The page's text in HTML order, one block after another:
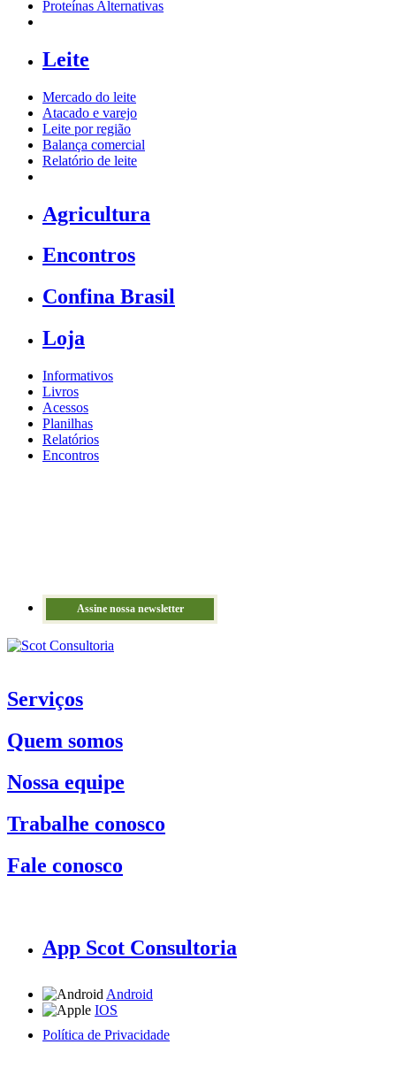
Proteínas Alternativas
Leite
Mercado do leite
Atacado e varejo
Leite por região
Balança comercial
Relatório de leite
Agricultura
Encontros
Confina Brasil
Loja
Informativos
Livros
Acessos
Planilhas
Relatórios
Encontros
Assine nossa newsletter
Serviços
Quem somos
Nossa equipe
Trabalhe conosco
Fale conosco
App Scot Consultoria
Android
IOS
Política de Privacidade